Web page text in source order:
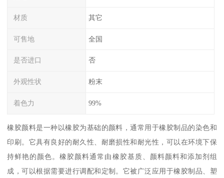
材质 其它
可售地 全国
是否进口 否
外观性状 粉末
着色力 99%
橡胶颜料是一种以橡胶为基础的颜料，通常用于橡胶制品的染色和
印刷。它具有良好的耐久性、耐磨损性和耐光性，可以在环境下保
持鲜艳的颜色。橡胶颜料通常由橡胶基质、颜料颜料和添加剂组
成，可以根据需要进行调配和定制。它被广泛应用于橡胶制品、塑